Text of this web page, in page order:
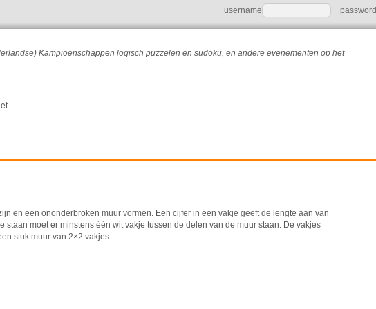
username password
Kampioenschappen logisch puzzelen en sudoku, en andere evenementen op het
en een ononderbroken muur vormen. Een cijfer in een vakje geeft de lengte aan van
moet er minstens één wit vakje tussen de delen van de muur staan. De vakjes
stuk muur van 2×2 vakjes.